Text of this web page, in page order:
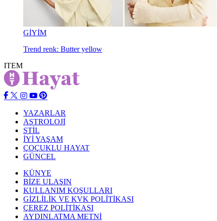
GİYİM
Trend renk: Butter yellow
ITEM
YAZARLAR
ASTROLOJİ
STİL
İYİ YAŞAM
ÇOÇUKLU HAYAT
GÜNCEL
KÜNYE
BİZE ULAŞIN
KULLANIM KOŞULLARI
GİZLİLİK VE KVK POLİTİKASI
ÇEREZ POLİTİKASI
AYDINLATMA METNİ